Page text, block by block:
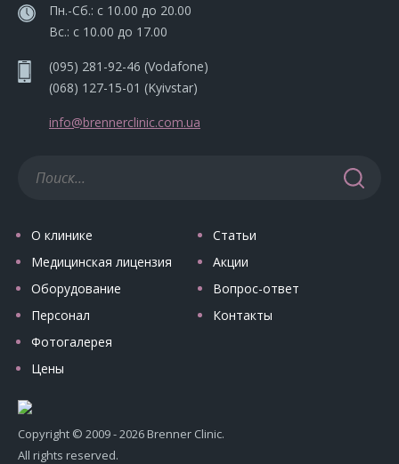
Пн.-Сб.: с 10.00 до 20.00
Вс.: с 10.00 до 17.00
(095) 281-92-46 (Vodafone)
(068) 127-15-01 (Kyivstar)
info@brennerclinic.com.ua
О клинике
Медицинская лицензия
Оборудование
Персонал
Фотогалерея
Цены
Статьи
Акции
Вопрос-ответ
Контакты
Copyright © 2009 - 2026 Brenner Clinic.
All rights reserved.